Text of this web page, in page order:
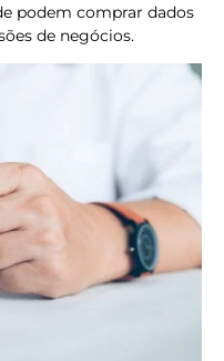
podem comprar dados
de negócios.